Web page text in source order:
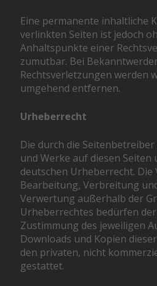
Eine permanente inhaltliche
verlinkten Seiten ist jedoch
Anhaltspunkte einer
zumutbar. Bei
Rechtsverletzungen werden
umgehend entfernen.
Urheberrecht
Die durch die
und Werke auf diesen Seiten
deutschen Urheberrecht.
Bearbeitung, Verbreitung
Verwertung außerhalb der
Urheberrechtes bedürfen
Zustimmung des jeweiligen
Downloads und Kopien
den privaten, nicht
gestattet.